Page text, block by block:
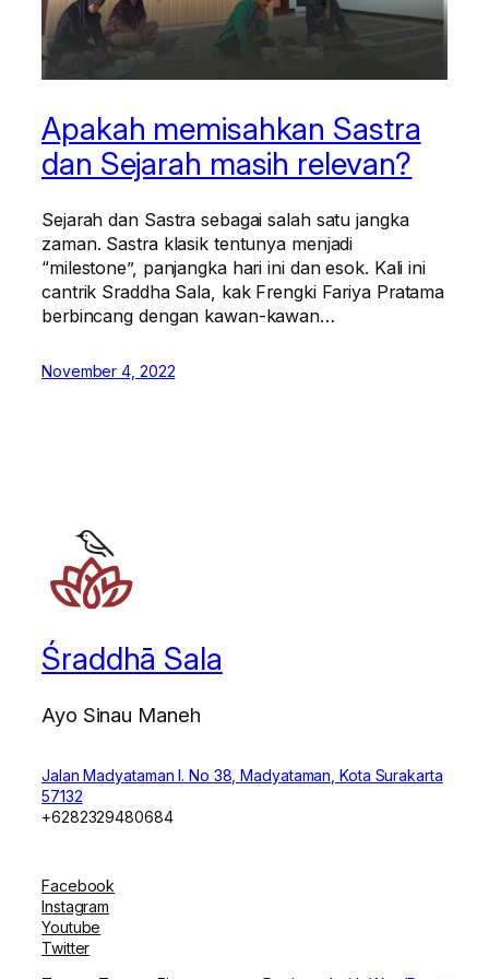
Apakah memisahkan Sastra
dan Sejarah masih relevan?
Sejarah dan Sastra sebagai salah satu jangka
zaman. Sastra klasik tentunya menjadi
“milestone”, panjangka hari ini dan esok. Kali ini
cantrik Sraddha Sala, kak Frengki Fariya Pratama
berbincang dengan kawan-kawan…
November 4, 2022
Śraddhā Sala
Ayo Sinau Maneh
Jalan Madyataman I. No 38, Madyataman, Kota Surakarta
57132
+6282329480684
Facebook
Instagram
Youtube
Twitter